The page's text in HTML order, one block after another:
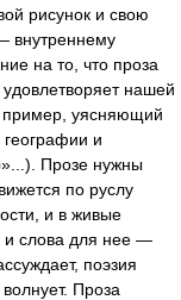
рисунок и свою
внутреннему
на то, что проза
удовлетворяет нашей
пример, уясняющий
географии и
Прозе нужны
по руслу
и в живые
и слова для нее —
поэзия
Проза